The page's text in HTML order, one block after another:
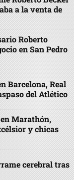
a la venta de
Roberto
en San Pedro
Barcelona, Real
del Atlético
Marathón,
y chicas
cerebral tras